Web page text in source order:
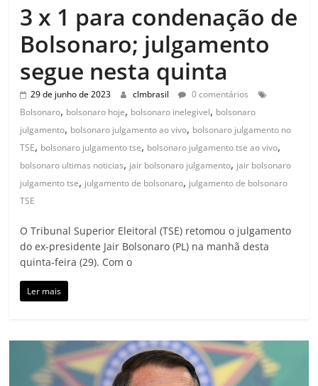
3 x 1 para condenação de
Bolsonaro; julgamento
segue nesta quinta
29 de junho de 2023 clmbrasil
0 comentários
Bolsonaro, bolsonaro hoje, bolsonaro inelegivel, bolsonaro
julgamento, bolsonaro julgamento ao vivo, bolsonaro julgamento no
TSE, bolsonaro julgamento tse, bolsonaro julgamento tse ao vivo,
bolsonaro ultimas noticias, jair bolsonaro julgamento, jair bolsonaro
julgamento tse, julgamento de bolsonaro, julgamento de bolsonaro
TSE
O Tribunal Superior Eleitoral (TSE) retomou o julgamento
do ex-presidente Jair Bolsonaro (PL) na manhã desta
quinta-feira (29). Com o
Ler mais